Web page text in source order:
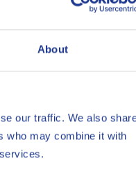
About
our traffic. We also
who may combine it with
te vermijden.
te
de initiële bedoeling van